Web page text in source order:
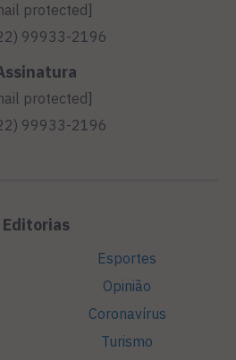
protected]
99933-2196
protected]
99933-2196
Editorias
Esportes
Opinião
Coronavírus
Turismo